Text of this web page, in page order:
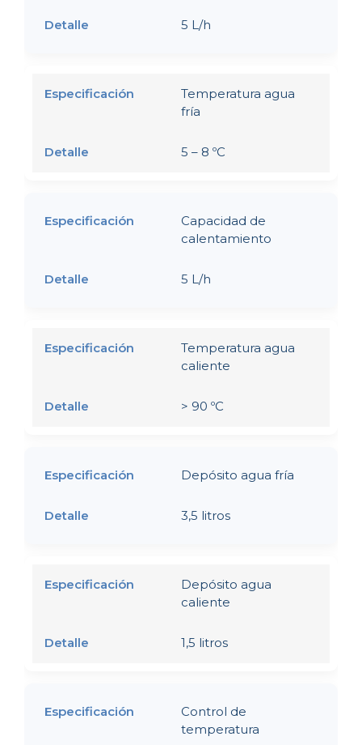
5 L/h
Temperatura agua
fría
5 – 8 ºC
Capacidad de
calentamiento
5 L/h
Temperatura agua
caliente
> 90 ºC
Depósito agua fría
3,5 litros
Depósito agua
caliente
1,5 litros
Control de
temperatura